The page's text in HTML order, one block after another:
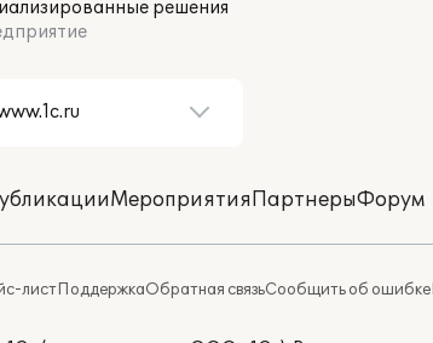
решения
МероприятияПартнерыФорум
листПоддержкаОбратная связьСообщить об ошибке